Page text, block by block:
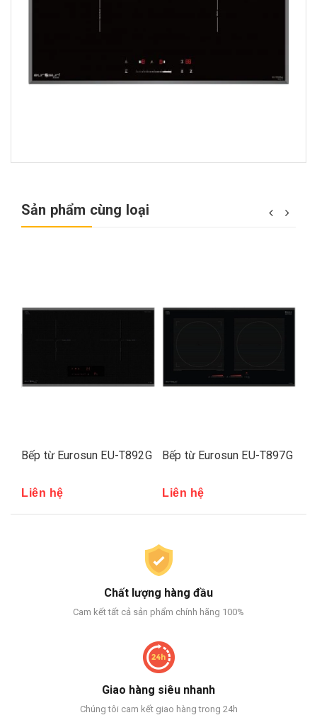
Sản phẩm cùng loại
Bếp từ Eurosun EU-T892G
Liên hệ
Bếp từ Eurosun EU-T897G
Liên hệ
Chất lượng hàng đầu
Cam kết tất cả sản phẩm chính hãng 100%
Giao hàng siêu nhanh
Chúng tôi cam kết giao hàng trong 24h